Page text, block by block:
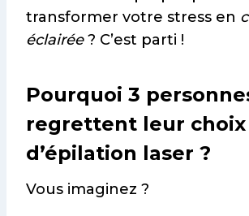
transformer votre stress en
éclairée? C’est parti !
Pourquoi 3
regrettent leur choix
d’épilation laser ?
Vous imaginez ?